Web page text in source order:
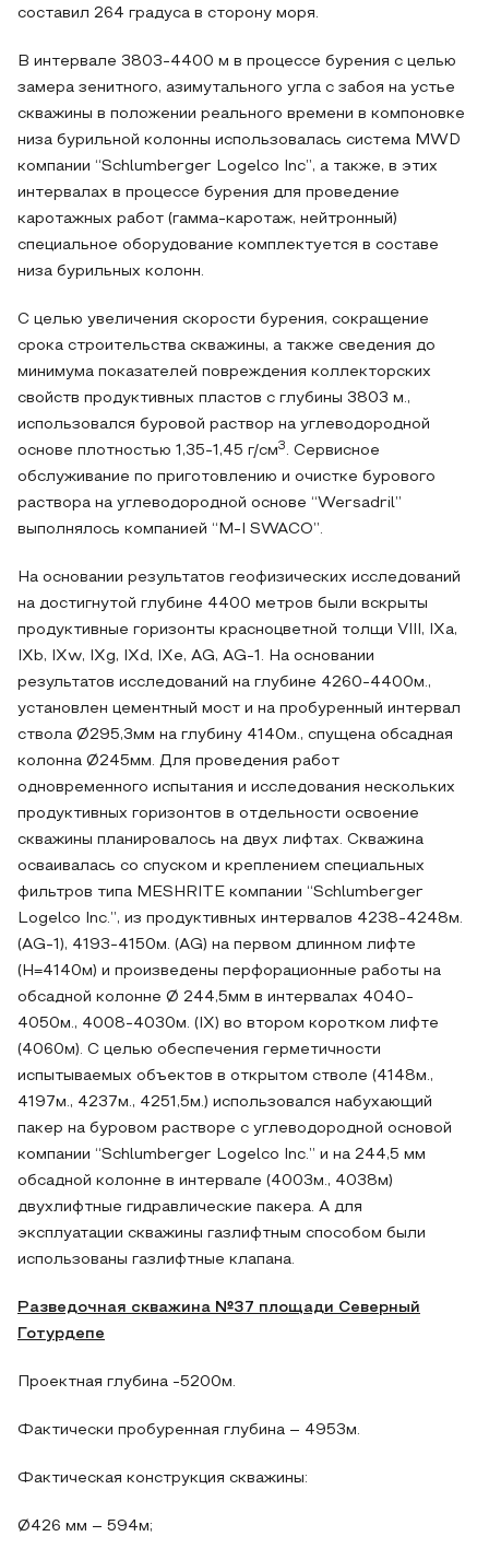
составил 264 градуса в сторону моря.
В интервале 3803-4400 м в процессе бурения с целью
замера зенитного, азимутального угла с забоя на устье
скважины в положении реального времени в компоновке
низа бурильной колонны использовалась система MWD
компании “Schlumberger Logelco Inc”, а также, в этих
интервалах в процессе бурения для проведение
каротажных работ (гамма-каротаж, нейтронный)
специальное оборудование комплектуется в составе
низа бурильных колонн.
С целью увеличения скорости бурения, сокращение
срока строительства скважины, а также сведения до
минимума показателей повреждения коллекторских
свойств продуктивных пластов с глубины 3803 м.,
использовался буровой раствор на углеводородной
основе плотностью 1,35-1,45 г/cм3 . Сервисное
обслуживание по приготовлению и очистке бурового
раствора на углеводородной основе “Wersadril”
выполнялось компанией “M-I SWACO”.
На основании результатов геофизических исследований
на достигнутой глубине 4400 метров были вскрыты
продуктивные горизонты красноцветной толщи VIII, IXa,
IXb, IXw, IXg, IXd, IXe, AG, AG-1. На основании
результатов исследований на глубине 4260-4400м.,
установлен цементный мост и на пробуренный интервал
ствола Ø295,3мм на глубину 4140м., спущена обсадная
колонна Ø245мм. Для проведения работ
одновременного испытания и исследования нескольких
продуктивных горизонтов в отдельности освоение
скважины планировалось на двух лифтах. Скважина
осваивалась со спуском и креплением специальных
фильтров типа MESHRITE компании “Schlumberger
Logelco Inc.”, из продуктивных интервалов 4238-4248м.
(AG-1), 4193-4150м. (AG) на первом длинном лифте
(H=4140м) и произведены перфорационные работы на
обсадной колонне Ø 244,5мм в интервалах 4040-
4050м., 4008-4030м. (IX) во втором коротком лифте
(4060м). С целью обеспечения герметичности
испытываемых объектов в открытом стволе (4148м.,
4197м., 4237м., 4251,5м.) использовался набухающий
пакер на буровом растворе с углеводородной основой
компании “Schlumberger Logelco Inc.” и на 244,5 мм
обсадной колонне в интервале (4003м., 4038м)
двухлифтные гидравлические пакера. А для
эксплуатации скважины газлифтным способом были
использованы газлифтные клапана.
Разведочная скважина №37 площади Северный
Готурдепе
Проектная глубина -5200м.
Фактически пробуренная глубина – 4953м.
Фактическая конструкция скважины:
Ø426 мм – 594м;